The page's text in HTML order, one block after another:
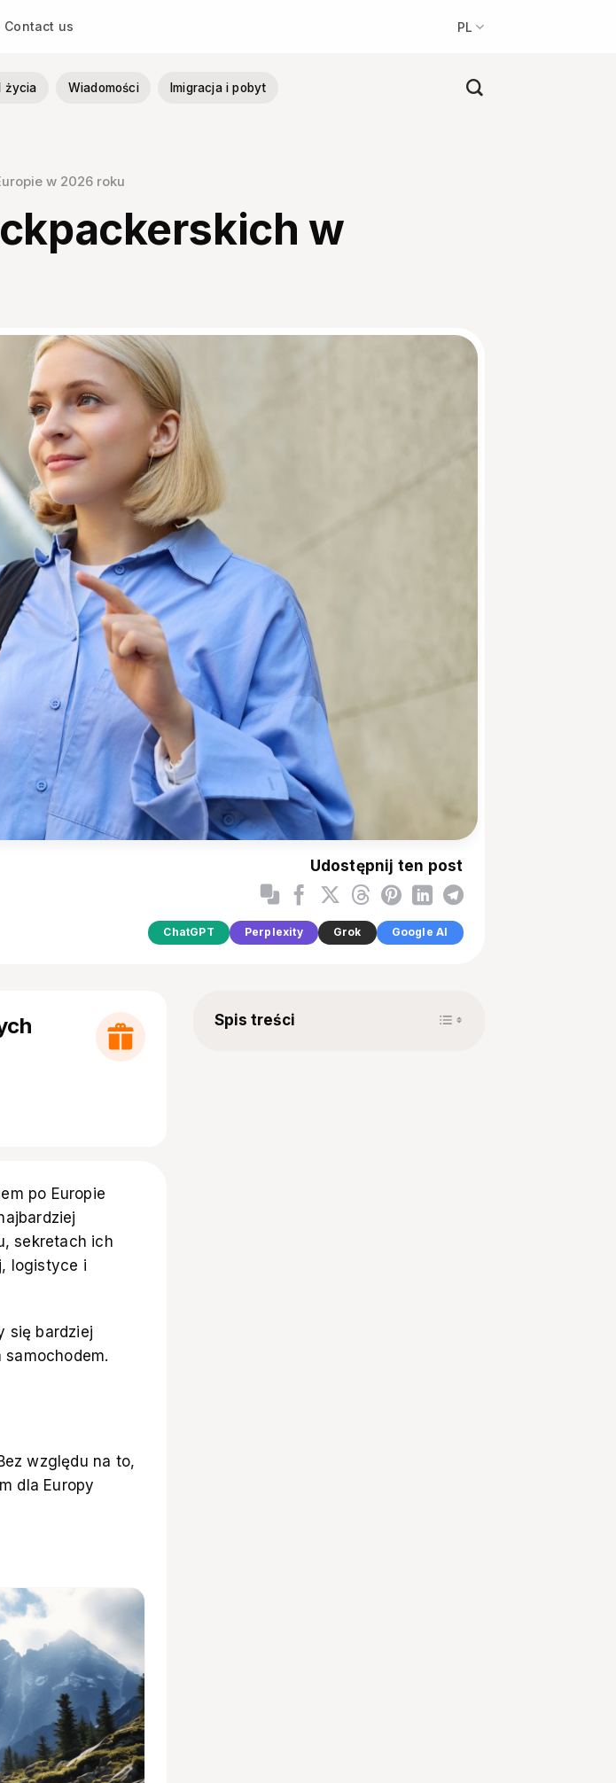
Contact us PL
życia Wiadomości Imigracja i pobyt
w 2026 roku
w
Udostępnij ten post
ChatGPT Perplexity Grok Google AI
po Europie
sekretach ich
logistyce i
się bardziej
względu na to,
dla Europy
Spis treści Toggle Table of Content